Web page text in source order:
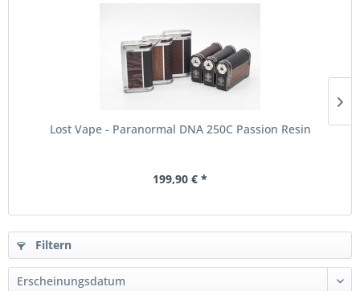
Lost Vape - Paranormal DNA 250C Passion Resin
199,90 € *
Filtern